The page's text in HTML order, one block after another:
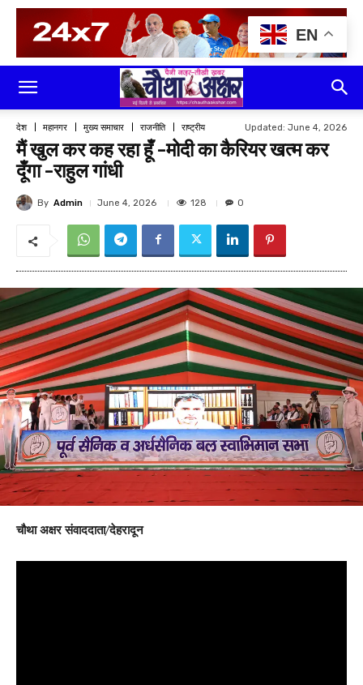
देश महानगर मुख्य समाचार राजनीति राष्ट्रीय Updated: June 4, 2026
मैं खुल कर कह रहा हूँ -मोदी का कैरियर खत्म कर
दूँगा -राहुल गांधी
By Admin June 4, 2026 128 0
चौथा अक्षर संवाददाता/देहरादून
EN